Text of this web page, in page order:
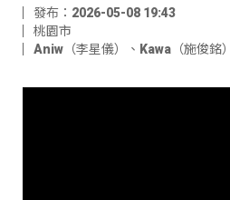
發布：2026-05-08 19:43
桃園市
Aniw（李星儀）
、 Kawa（施俊銘）